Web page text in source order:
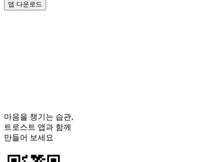
앱 다운로드
마음을 챙기는 습관,
트로스트 앱과 함께
만들어 보세요